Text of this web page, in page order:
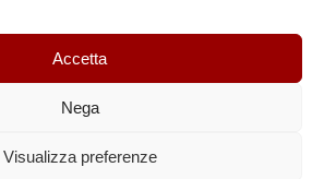
Accetta
Nega
Visualizza preferenze
Catalogo Online
Catalogo Internazionale
Catalogo Internazionale